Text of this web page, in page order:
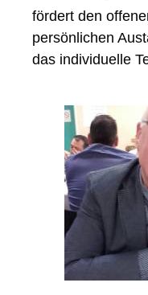
fördert den
persönlichen
das individuelle